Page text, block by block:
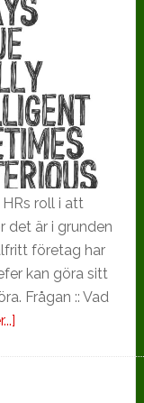
roll i att
det är i grunden
företag har
kan göra sitt
Frågan :: Vad
om